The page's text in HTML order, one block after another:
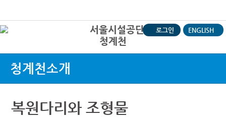
청계천
로그인 ENGLISH
청계천소개
복원다리와 조형물